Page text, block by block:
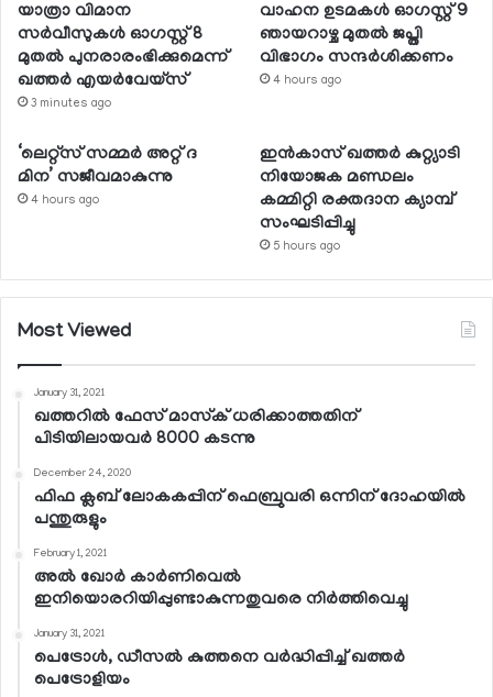
യാത്രാ വിമാന
സര്‍വീസുകള്‍ ഓഗസ്റ്റ് 8
മുതല്‍ പുനരാരംഭിക്കുമെന്ന്
ഖത്തര്‍ എയര്‍വേയ്സ്
3 minutes ago
വാഹന ഉടമകള്‍ ഓഗസ്റ്റ് 9
ഞായറാഴ്ച മുതല്‍ ജപ്തി
വിഭാഗം സന്ദര്‍ശിക്കണം
4 hours ago
‘ലെറ്റ്‌സ് സമ്മര്‍ അറ്റ് ദ
മിന’ സജീവമാകുന്നു
4 hours ago
ഇന്‍കാസ് ഖത്തര്‍ കുറ്റ്യാടി
നിയോജക മണ്ഡലം
കമ്മിറ്റി രക്തദാന ക്യാമ്പ്
സംഘടിപ്പിച്ചു
5 hours ago
Most Viewed
January 31, 2021
ഖത്തറില്‍ ഫേസ് മാസ്‌ക് ധരിക്കാത്തതിന്
പിടിയിലായവര്‍ 8000 കടന്നു
December 24, 2020
ഫിഫ ക്ലബ് ലോകകപ്പിന് ഫെബ്രുവരി ഒന്നിന് ദോഹയില്‍
പന്തുരുളും
February 1, 2021
അല്‍ ഖോര്‍ കാര്‍ണിവെല്‍
ഇനിയൊരറിയിപ്പുണ്ടാകുന്നതുവരെ നിര്‍ത്തിവെച്ചു
January 31, 2021
പെട്രോള്‍, ഡീസല്‍ കുത്തനെ വര്‍ദ്ധിപ്പിച്ച് ഖത്തര്‍
പെട്രോളിയം